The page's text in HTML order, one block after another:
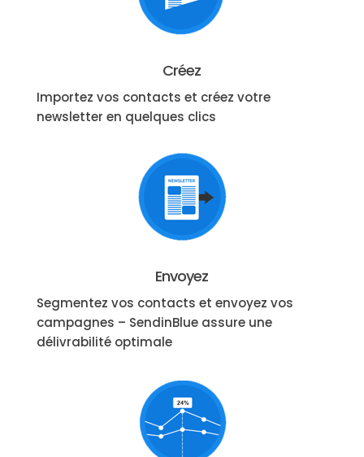
Créez
Importez vos contacts et créez votre
newsletter en quelques clics
Envoyez
Segmentez vos contacts et envoyez vos
campagnes – SendinBlue assure une
délivrabilité optimale